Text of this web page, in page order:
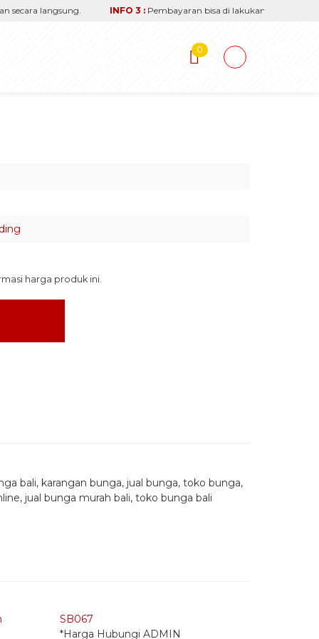
langsung. INFO 3 : Pembayaran bisa di lakukan via transfer
0
harga produk ini.
bali, karangan bunga, jual bunga, toko bunga,
jual bunga murah bali, toko bunga bali
SB067
*Harga Hubungi ADMIN